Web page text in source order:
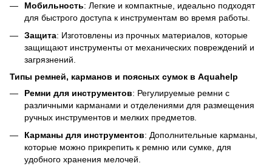
Мобильность: Легкие и компактные, идеально подходят
для быстрого доступа к инструментам во время работы.
Защита: Изготовлены из прочных материалов, которые
защищают инструменты от механических повреждений и
загрязнений.
Типы ремней, карманов и поясных сумок в Aquahelp
Ремни для инструментов: Регулируемые ремни с
различными карманами и отделениями для размещения
ручных инструментов и мелких предметов.
Карманы для инструментов: Дополнительные карманы,
которые можно прикрепить к ремню или сумке, для
удобного хранения мелочей.